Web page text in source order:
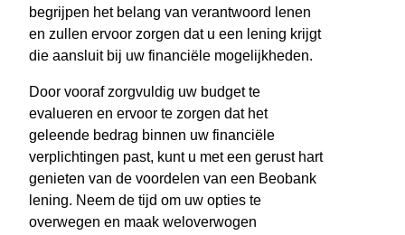
begrijpen het belang van verantwoord lenen
en zullen ervoor zorgen dat u een lening krijgt
die aansluit bij uw financiële mogelijkheden.
Door vooraf zorgvuldig uw budget te
evalueren en ervoor te zorgen dat het
geleende bedrag binnen uw financiële
verplichtingen past, kunt u met een gerust hart
genieten van de voordelen van een Beobank
lening. Neem de tijd om uw opties te
overwegen en maak weloverwogen